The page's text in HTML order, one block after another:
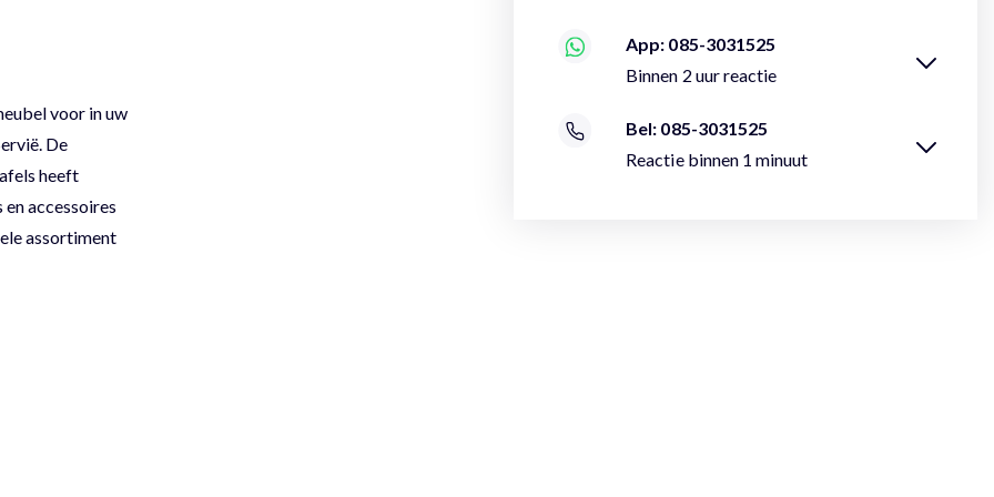
voor in uw
De
heeft
accessoires
assortiment
App: 085-3031525
Binnen 2 uur reactie
Bel: 085-3031525
Reactie binnen 1 minuut